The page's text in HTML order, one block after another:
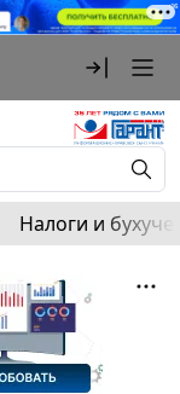
Налоги и